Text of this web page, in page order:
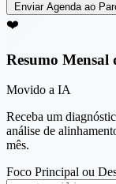
Enviar Agenda ao
❤️
Resumo Mensal
Movido a IA
Receba um
análise de
mês.
Foco Principal ou